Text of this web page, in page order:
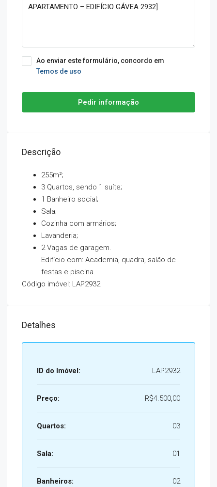
Ao enviar este formulário, concordo em
Temos de uso
Pedir informação
Descrição
255m²;
3 Quartos, sendo 1 suíte;
1 Banheiro social;
Sala;
Cozinha com armários;
Lavanderia;
2 Vagas de garagem.
Edifício com: Academia, quadra, salão de
festas e piscina.
Código imóvel: LAP2932
Detalhes
ID do Imóvel: LAP2932
Preço: R$4.500,00
Quartos: 03
Sala: 01
Banheiros: 02